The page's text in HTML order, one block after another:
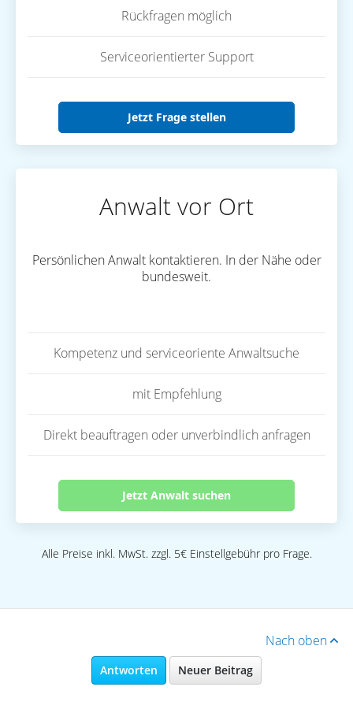
Rückfragen möglich
Serviceorientierter Support
Jetzt Frage stellen
Anwalt vor Ort
Persönlichen Anwalt kontaktieren. In der Nähe oder
bundesweit.
Kompetenz und serviceoriente Anwaltsuche
mit Empfehlung
Direkt beauftragen oder unverbindlich anfragen
Jetzt Anwalt suchen
Alle Preise inkl. MwSt. zzgl. 5€ Einstellgebühr pro Frage.
Nach oben
Antworten Neuer Beitrag